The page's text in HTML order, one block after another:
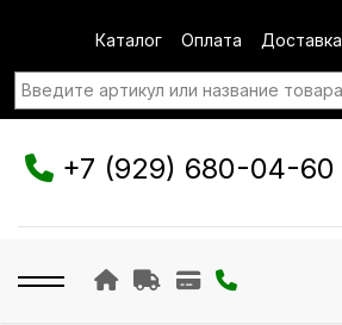
Каталог Оплата Доставка
+7 (929) 680-04-60